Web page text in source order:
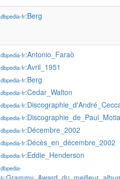
dbpedia-fr:Berg
dbpedia-fr:Antonio_Faraò
dbpedia-fr:Avril_1951
dbpedia-fr:Berg
dbpedia-fr:Cedar_Walton
dbpedia-fr
dbpedia-fr
dbpedia-fr:Décembre_2002
dbpedia-fr:Décès_en_décembre_2002
dbpedia-fr:Eddie_Henderson
dbpedia-